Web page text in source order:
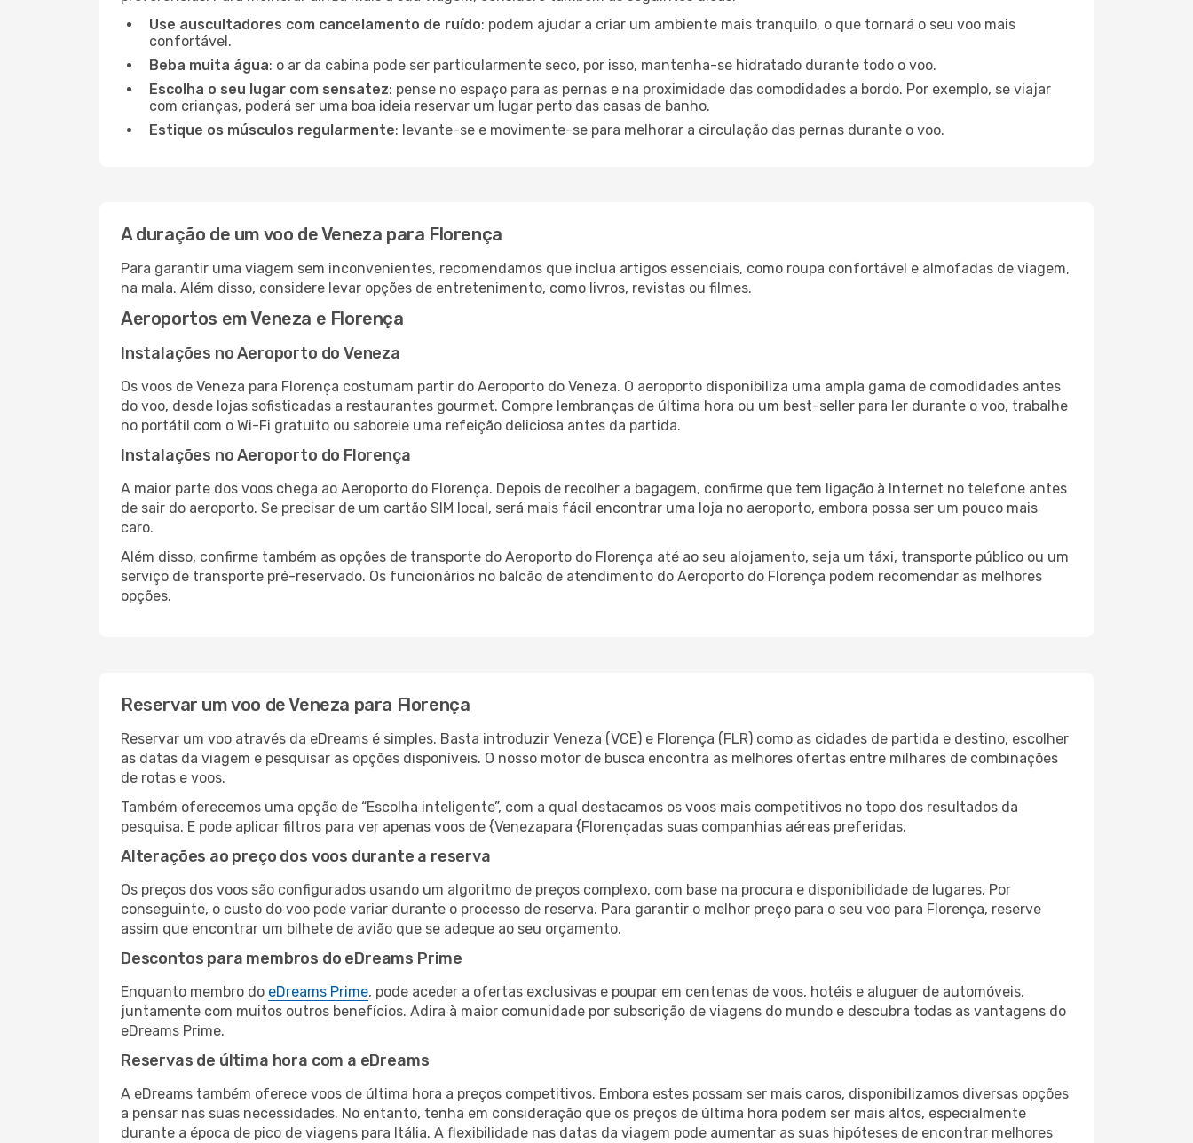
Use auscultadores com cancelamento de ruído: podem ajudar a criar um ambiente mais tranquilo, o que tornará o seu voo mais
confortável.
Beba muita água: o ar da cabina pode ser particularmente seco, por isso, mantenha-se hidratado durante todo o voo.
Escolha o seu lugar com sensatez: pense no espaço para as pernas e na proximidade das comodidades a bordo. Por exemplo, se viajar
com crianças, poderá ser uma boa ideia reservar um lugar perto das casas de banho.
Estique os músculos regularmente: levante-se e movimente-se para melhorar a circulação das pernas durante o voo.
A duração de um voo de Veneza para Florença
Para garantir uma viagem sem inconvenientes, recomendamos que inclua artigos essenciais, como roupa confortável e almofadas de viagem,
na mala. Além disso, considere levar opções de entretenimento, como livros, revistas ou filmes.
Aeroportos em Veneza e Florença
Instalações no Aeroporto do Veneza
Os voos de Veneza para Florença costumam partir do Aeroporto do Veneza. O aeroporto disponibiliza uma ampla gama de comodidades antes
do voo, desde lojas sofisticadas a restaurantes gourmet. Compre lembranças de última hora ou um best-seller para ler durante o voo, trabalhe
no portátil com o Wi-Fi gratuito ou saboreie uma refeição deliciosa antes da partida.
Instalações no Aeroporto do Florença
A maior parte dos voos chega ao Aeroporto do Florença. Depois de recolher a bagagem, confirme que tem ligação à Internet no telefone antes
de sair do aeroporto. Se precisar de um cartão SIM local, será mais fácil encontrar uma loja no aeroporto, embora possa ser um pouco mais
caro.
Além disso, confirme também as opções de transporte do Aeroporto do Florença até ao seu alojamento, seja um táxi, transporte público ou um
serviço de transporte pré-reservado. Os funcionários no balcão de atendimento do Aeroporto do Florença podem recomendar as melhores
opções.
Reservar um voo de Veneza para Florença
Reservar um voo através da eDreams é simples. Basta introduzir Veneza (VCE) e Florença (FLR) como as cidades de partida e destino, escolher
as datas da viagem e pesquisar as opções disponíveis. O nosso motor de busca encontra as melhores ofertas entre milhares de combinações
de rotas e voos.
Também oferecemos uma opção de “Escolha inteligente”, com a qual destacamos os voos mais competitivos no topo dos resultados da
pesquisa. E pode aplicar filtros para ver apenas voos de {Venezapara {Florençadas suas companhias aéreas preferidas.
Alterações ao preço dos voos durante a reserva
Os preços dos voos são configurados usando um algoritmo de preços complexo, com base na procura e disponibilidade de lugares. Por
conseguinte, o custo do voo pode variar durante o processo de reserva. Para garantir o melhor preço para o seu voo para Florença, reserve
assim que encontrar um bilhete de avião que se adeque ao seu orçamento.
Descontos para membros do eDreams Prime
Enquanto membro do eDreams Prime, pode aceder a ofertas exclusivas e poupar em centenas de voos, hotéis e aluguer de automóveis,
juntamente com muitos outros benefícios. Adira à maior comunidade por subscrição de viagens do mundo e descubra todas as vantagens do
eDreams Prime.
Reservas de última hora com a eDreams
A eDreams também oferece voos de última hora a preços competitivos. Embora estes possam ser mais caros, disponibilizamos diversas opções
a pensar nas suas necessidades. No entanto, tenha em consideração que os preços de última hora podem ser mais altos, especialmente
durante a época de pico de viagens para Itália. A flexibilidade nas datas da viagem pode aumentar as suas hipóteses de encontrar melhores